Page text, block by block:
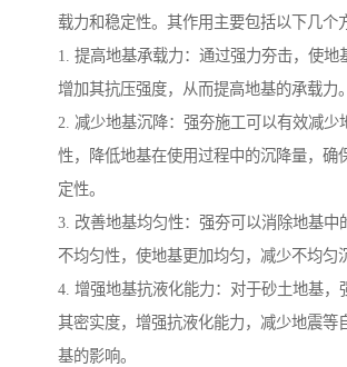
载力和稳定性。其作用主要包括以下几个
1. 提高地基承载力：通过强力夯击，使地
增加其抗压强度，从而提高地基的承载力。
2. 减少地基沉降：强夯施工可以有效减少
性，降低地基在使用过程中的沉降量，确
定性。
3. 改善地基均匀性：强夯可以消除地基中
不均匀性，使地基更加均匀，减少不均匀
4. 增强地基抗液化能力：对于砂土地基，
其密实度，增强抗液化能力，减少地震等
基的影响。